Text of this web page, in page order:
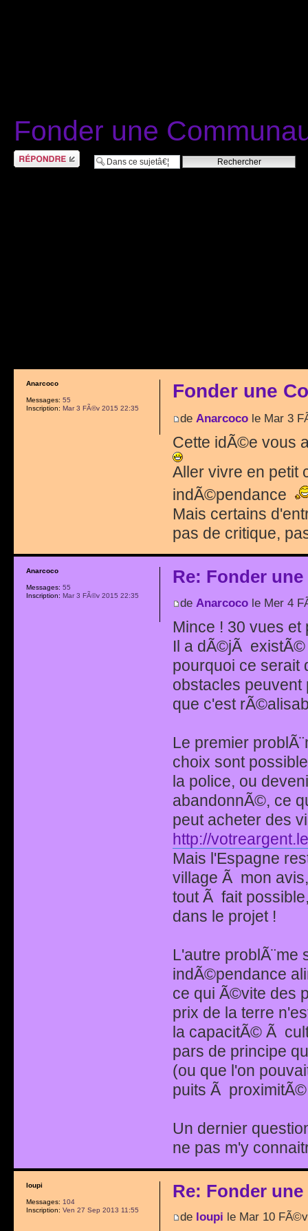
Fonder une
RÃ©pondre
Fonder une
de Anarcocole Mar 3
Cette idÃ©e vous
Aller vivre en petit
indÃ©pendance
Mais certains
pas de critique,
Anarcoco
Messages: 55
Inscription: Mar 3 FÃ©v 2015 22:35
Re: Fonder
de Anarcocole Mer 4
Mince ! 30 vues
Il a dÃ©jÃ existÃ©
pourquoi ce serait
obstacles
que c'est
Le premier
choix sont
la police, ou
abandonnÃ©, ce
peut acheter des
http://
Mais l'Espagne
village Ã mon
tout Ã fait
dans le projet !
L'autre problÃ¨me
indÃ©pendance
ce qui Ã©vite des
prix de la terre
la capacitÃ© Ã
pars de principe
(ou que l'on
puits Ã
Un dernier
ne pas m'y
Anarcoco
Messages: 55
Inscription: Mar 3 FÃ©v 2015 22:35
Re: Fonder
de loupi le Mar 10
loupi
Messages: 104
Inscription: Ven 27 Sep 2013 11:55